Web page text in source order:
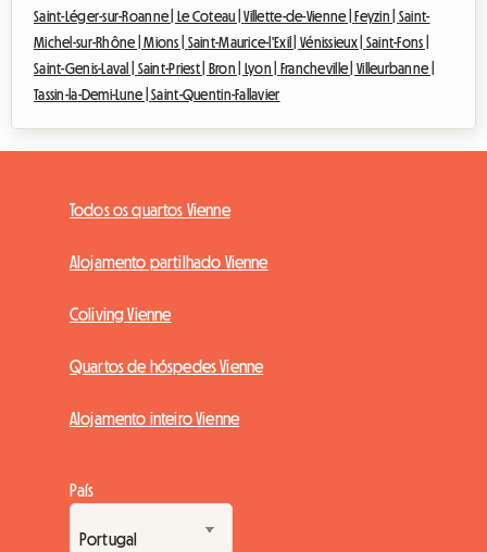
Saint-Léger-sur-Roanne | Le Coteau |Villette-de-Vienne | Feyzin | Saint-
Michel-sur-Rhône |Mions | Saint-Maurice-l'Exil |Vénissieux | Saint-Fons |
Saint-Genis-Laval | Saint-Priest | Bron | Lyon | Francheville | Villeurbanne |
Tassin-la-Demi-Lune |Saint-Quentin-Fallavier
Todos os quartos Vienne
Alojamento partilhado Vienne
Coliving Vienne
Quartos de hóspedes Vienne
Alojamento inteiro Vienne
País